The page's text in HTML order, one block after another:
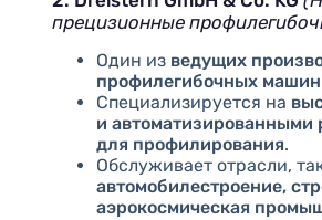
прецизионные
Один из ведущих
профилегибочных машин
Специализируется на
и автоматизированными
для профилирования.
Обслуживает отрасли,
автомобилестроение,
аэрокосмическая